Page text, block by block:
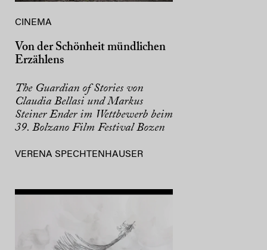
CINEMA
Von der Schönheit mündlichen
Erzählens
The Guardian of Stories von
Claudia Bellasi und Markus
Steiner Ender im Wettbewerb beim
39. Bolzano Film Festival Bozen
VERENA SPECHTENHAUSER